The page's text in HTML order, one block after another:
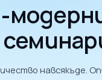
навсякъде.